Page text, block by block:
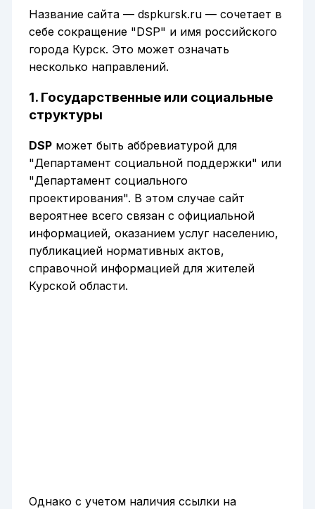
Название сайта — dspkursk.ru — сочетает в
себе сокращение "DSP" и имя российского
города Курск. Это может означать
несколько направлений.
1. Государственные или социальные
структуры
DSPможет быть аббревиатурой для
"Департамент социальной поддержки" или
"Департамент социального
проектирования". В этом случае сайт
вероятнее всего связан с официальной
информацией, оказанием услуг населению,
публикацией нормативных актов,
справочной информацией для жителей
Курской области.
Однако с учетом наличия ссылки на